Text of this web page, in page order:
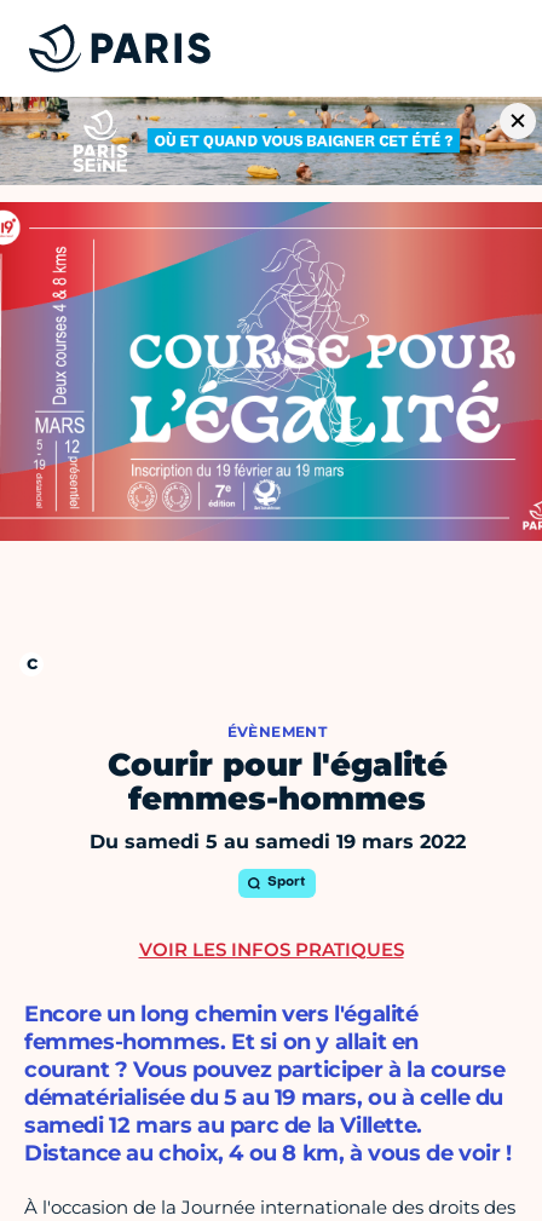
ÉVÈNEMENT
Courir pour l'égalité
femmes-hommes
Du samedi 5 au samedi 19 mars 2022
Sport
Encore un long chemin vers l'égalité
femmes-hommes. Et si on y allait en
courant ? Vous pouvez participer à la course
dématérialisée du 5 au 19 mars, ou à celle du
samedi 12 mars au parc de la Villette.
Distance au choix, 4 ou 8 km, à vous de voir !
À l'occasion de la Journée internationale des droits des
VOIR LES INFOS PRATIQUES